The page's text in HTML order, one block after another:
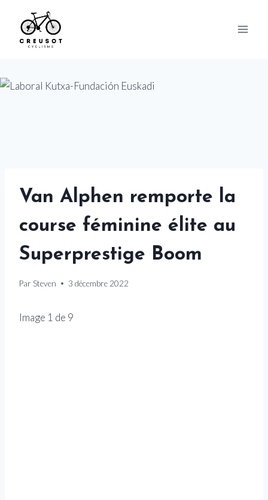
content
Van Alphen remporte la
course féminine élite au
Superprestige Boom
Par Steven 3 décembre 2022
Image 1 de 9